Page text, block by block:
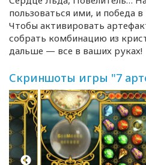
пользоваться ими, и победа в
Чтобы активировать
собрать комбинацию из
дальше — все в ваших руках!
Скриншоты игры "7